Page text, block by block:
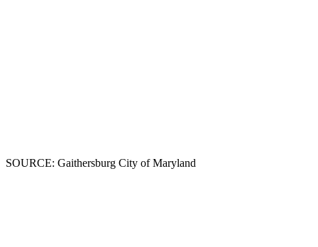
SOURCE: Gaithersburg City of Maryland